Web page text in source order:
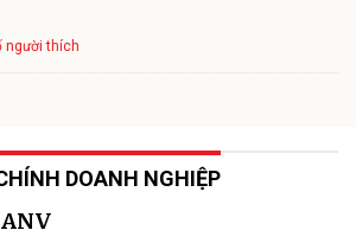
người thích
DOANH NGHIỆP